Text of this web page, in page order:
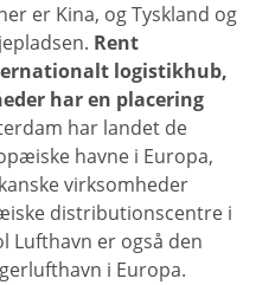
er Kina, og Tyskland og
Rent
logistikhub,
har en placering
har landet de
havne i Europa,
virksomheder
distributionscentre i
Lufthavn er også den
i Europa.